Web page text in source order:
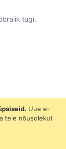
Uue e-
teie nõusolekut
tugi.